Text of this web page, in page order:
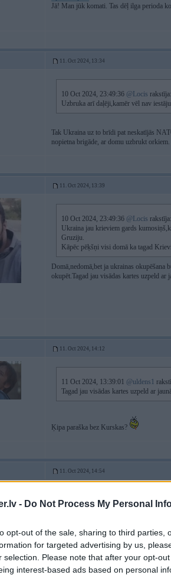
- Do Not Process My Personal
opt-out of the sale, sharing to third parties,
for targeted advertising by us,
selection. Please note that after your opt-
interest-based ads based on personal
Jā! Man jūk komati. Tas dēļ ilga perioda
11. Oct 2024, 13:34
10 Oct 2024, 23:49:36 @Locis rakstīja:
Uzbruka arī daļēji,kamēr vēl nav
Tak Ukraina uz to brīdi pat neskatījās
nopietna brigāde, ar domu uzbrukt
11. Oct 2024, 13:39
10 Oct 2024, 23:49:36 @Locis rakstīja:
Ukraina jau krieviem gards
Gruziju.
Kāpēc pēķšņi visi domā ka tagad
Domā,nedomā,bet ja ukrainas
okupēt.Tagad jau visādas kartes uzpeld
11. Oct 2024, 14:12
11 Oct 2024, 13:39:01 @uldens1
Tagad jau visādas kartes uzpeld ar
Ķipa paraška bez Kurskas?
11. Oct 2024, 14:54
10 Oct 2024, 23:36:03@elbruss
Tikai nesaceraties, ka poļi skries
visi drošības līgumi un miera laiku
līnijas pavirzīšana prom no viņu
Savukārt, ja te visu nedēļas laikā
labi, ka krievi pagaidām aizņemti citur....